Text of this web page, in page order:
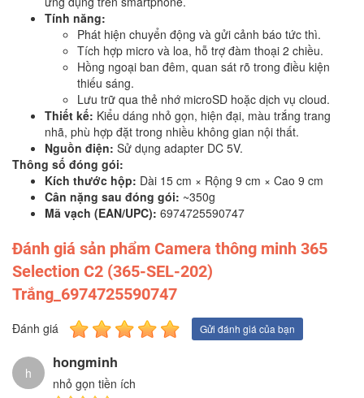
Tính năng:
Phát hiện chuyển động và gửi cảnh báo tức thì.
Tích hợp micro và loa, hỗ trợ đàm thoại 2 chiều.
Hồng ngoại ban đêm, quan sát rõ trong điều kiện
thiếu sáng.
Lưu trữ qua thẻ nhớ microSD hoặc dịch vụ cloud.
Thiết kế: Kiểu dáng nhỏ gọn, hiện đại, màu trắng trang
nhã, phù hợp đặt trong nhiều không gian nội thất.
Nguồn điện: Sử dụng adapter DC 5V.
Thông số đóng gói:
Kích thước hộp: Dài 15 cm × Rộng 9 cm × Cao 9 cm
Cân nặng sau đóng gói: ~350g
Mã vạch (EAN/UPC): 6974725590747
Đánh giá sản phẩm Camera thông minh 365
Selection C2 (365-SEL-202)
Trắng_6974725590747
Đánh giá Gửi đánh giá của bạn
h
hongminh
nhỏ gọn tiền ích